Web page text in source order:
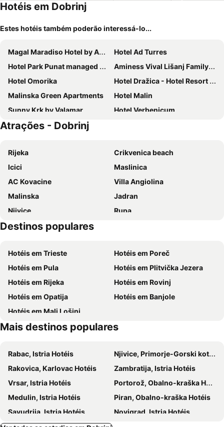
Hotéis em Dobrinj
Estes hotéis também poderão interessá-lo...
Magal Maradiso Hotel by Aminess
Hotel Ad Turres
Hotel Park Punat managed by Falkensteiner
Aminess Vival Lišanj Family Hotel
Hotel Omorika
Hotel Dražica - Hotel Resort Dražica
Malinska Green Apartments
Hotel Malin
Sunny Krk by Valamar
Hotel Verbenicum
Hotel Katarina
Pansion Ruža
Hotel Adria
Blue Waves Resort
Hotel Miramare
Hotel Vila Ruzica
Mediteran Maradiso Hotel by Aminess
Hotel Vali Dramalj
Hotel Kvarner Palace
Hotel Marina
Hotel Millenium deluxe
Hotel Selce
Atrações - Dobrinj
Rijeka
Crikvenica beach
Icici
Maslinica
AC Kovacine
Villa Angiolina
Malinska
Jadran
Njivice
Rupa
Crikvenica Promenade
Autobusna postaja Rijeka
Trsat Castle
Drazica
Porto Baska
Medveja
Destinos populares
Hotéis em Trieste
Hotéis em Poreč
Hotéis em Pula
Hotéis em Plitvička Jezera
Hotéis em Rijeka
Hotéis em Rovinj
Hotéis em Opatija
Hotéis em Banjole
Hotéis em Mali Lošinj
Mais destinos populares
Rabac, Istria Hotéis
Njivice, Primorje-Gorski kotar Hotéis
Rakovica, Karlovac Hotéis
Zambratija, Istria Hotéis
Vrsar, Istria Hotéis
Portorož, Obalno-kraška Hotéis
Medulin, Istria Hotéis
Piran, Obalno-kraška Hotéis
Savudrija, Istria Hotéis
Novigrad, Istria Hotéis